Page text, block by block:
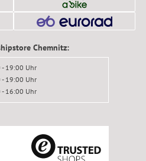
Chemnitz:
- 19:00 Uhr
- 19:00 Uhr
- 16:00 Uhr